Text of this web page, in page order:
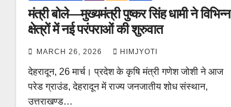
मंत्री बोले—मुख्यमंत्री पुष्कर सिंह धामी ने विभिन्न
क्षेत्रों में नई परंपराओं की शुरुवात
MARCH 26, 2026 HIMJYOTI
देहरादून, 26 मार्च। प्रदेश के कृषि मंत्री गणेश जोशी ने आज
परेड ग्राउंड, देहरादून में राज्य जनजातीय शोध संस्थान,
उत्तराखण्ड…